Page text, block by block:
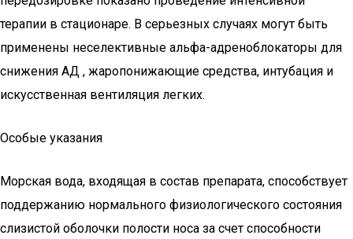
терапии в стационаре. В серьезных случаях могут быть
применены неселективные альфа-адреноблокаторы для
снижения АД , жаропонижающие средства, интубация и
искусственная вентиляция легких.
Особые указания
Морская вода, входящая в состав препарата, способствует
поддержанию нормального физиологического состояния
слизистой оболочки полости носа за счет способности